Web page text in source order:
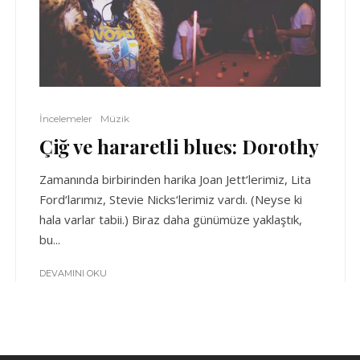
İncelemeler Müzik
Çiğ ve hararetli blues: Dorothy
Zamanında birbirinden harika Joan Jett‘lerimiz, Lita
Ford‘larımız, Stevie Nicks‘lerimiz vardı. (Neyse ki
hala varlar tabii.) Biraz daha günümüze yaklaştık,
bu...
DEVAMINI OKU